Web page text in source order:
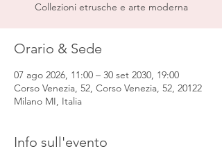
Collezioni etrusche e arte moderna
Orario & Sede
07 ago 2026, 11:00 – 30 set 2030, 19:00
Corso Venezia, 52, Corso Venezia, 52, 20122
Milano MI, Italia
Info sull'evento